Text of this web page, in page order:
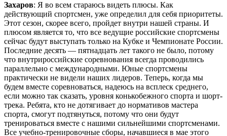
Захаров: Я во всем стараюсь видеть плюсы. Как
действующий спортсмен, уже определил для себя приоритеты.
Этот сезон, скорее всего, пройдет внутри нашей страны. И
плюсом является то, что все ведущие российские спортсмены
сейчас будут выступать только на Кубке и Чемпионате России.
Последние десять — пятнадцать лет такого не было, потому
что внутрироссийские соревнования всегда проводились
параллельно с международными. Юные спортсмены
практически не видели наших лидеров. Теперь, когда мы
будем вместе соревноваться, надеюсь на всплеск среднего,
если можно так сказать, уровня конькобежного спорта и шорт-
трека. Ребята, кто не дотягивает до нормативов мастера
спорта, смогут подтянуться, потому что они будут
тренироваться вместе с нашими сильнейшими спортсменами.
Все учебно-тренировочные сборы, начавшиеся в мае этого